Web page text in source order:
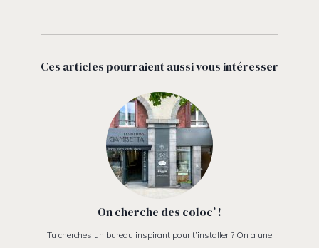
Ces articles pourraient aussi vous intéresser
On cherche des coloc’ !
Tu cherches un bureau inspirant pour t’installer ? On a une